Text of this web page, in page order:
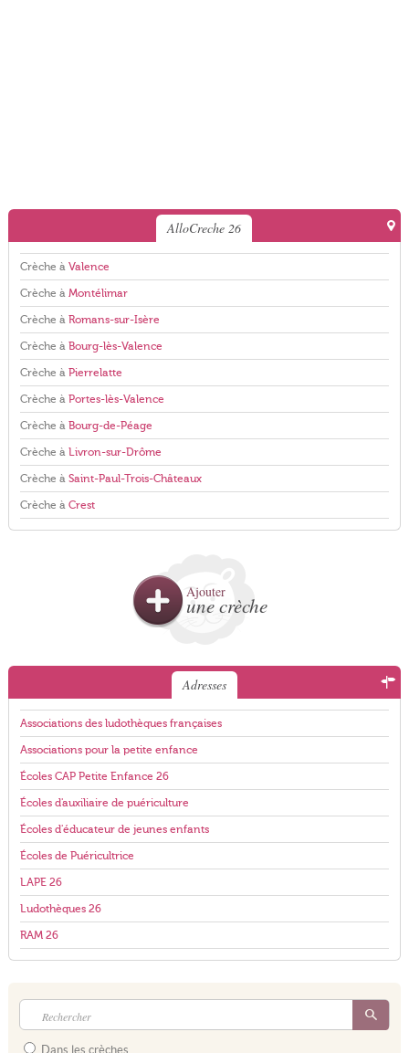
AlloCreche 26
Crèche à Valence
Crèche à Montélimar
Crèche à Romans-sur-Isère
Crèche à Bourg-lès-Valence
Crèche à Pierrelatte
Crèche à Portes-lès-Valence
Crèche à Bourg-de-Péage
Crèche à Livron-sur-Drôme
Crèche à Saint-Paul-Trois-Châteaux
Crèche à Crest
Ajouter
une crèche
Adresses
Associations des ludothèques françaises
Associations pour la petite enfance
Écoles CAP Petite Enfance 26
Écoles d'auxiliaire de puériculture
Écoles d'éducateur de jeunes enfants
Écoles de Puéricultrice
LAPE 26
Ludothèques 26
RAM 26
Dans les crèches